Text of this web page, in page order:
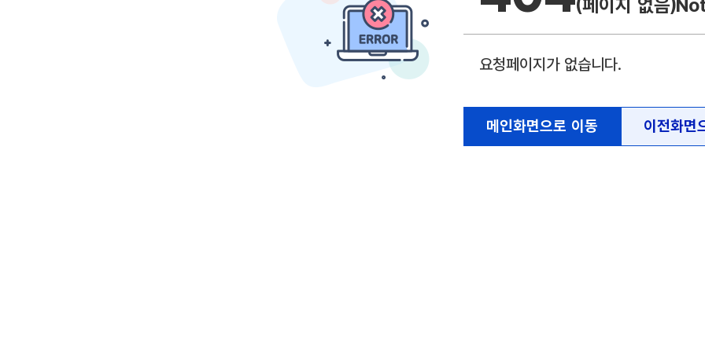
(페이지 없음)
요청페이지가 없습니다.
메인화면으로 이동 이전화면